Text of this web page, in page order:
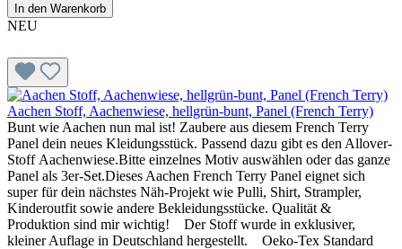
In den Warenkorb
NEU
Aachen Stoff, Aachenwiese, hellgrün-bunt, Panel (French Terry)
Bunt wie Aachen nun mal ist! Zaubere aus diesem French Terry
Panel dein neues Kleidungsstück. Passend dazu gibt es den Allover-
Stoff Aachenwiese.Bitte einzelnes Motiv auswählen oder das ganze
Panel als 3er-Set.Dieses Aachen French Terry Panel eignet sich
super für dein nächstes Näh-Projekt wie Pulli, Shirt, Strampler,
Kinderoutfit sowie andere Bekleidungsstücke. Qualität &
Produktion sind mir wichtig! Der Stoff wurde in exklusiver,
kleiner Auflage in Deutschland hergestellt. Oeko-Tex Standard